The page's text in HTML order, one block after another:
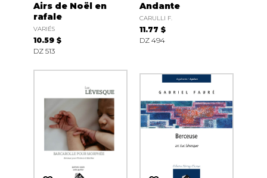
Airs de Noël en
rafale
VARIÉS
10.59 $
DZ 513
Andante
CARULLI F.
11.77 $
DZ 494